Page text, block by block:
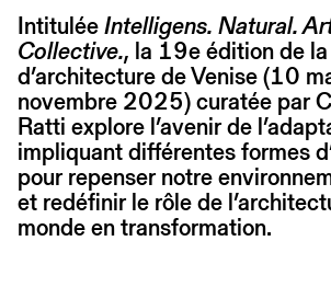
IntituléeIntelligens. Natural.
Collective., la 19e édition de
d’architecture de Venise (10
novembre 2025) curatée par
Ratti explore l’avenir de
impliquant différentes formes
pour repenser notre
et redéfinir le rôle de
monde en transformation.